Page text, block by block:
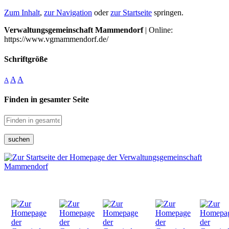
Zum Inhalt, zur Navigation oderzur Startseite springen.
Verwaltungsgemeinschaft Mammendorf| Online:
https://www.vgmammendorf.de/
Schriftgröße
A A A
Finden in gesamter Seite
suchen